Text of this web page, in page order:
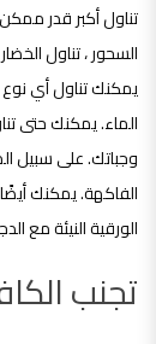
تناول أكبر قدر
السحور ، تناول
يمكنك تناول أي
الماء. يمكنك حتى
وجباتك. على سبيل
الفاكهة. يمكنك
الورقية النيئة مع
تجنب